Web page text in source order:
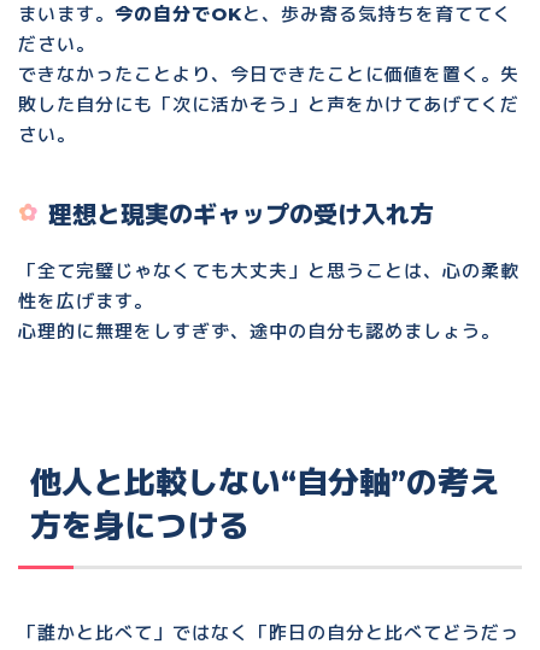
まいます。 今の自分でOKと、歩み寄る気持ちを育ててく
ださい。
できなかったことより、今日できたことに価値を置く。失
敗した自分にも「次に活かそう」と声をかけてあげてくだ
さい。
理想と現実のギャップの受け入れ方
「全て完璧じゃなくても大丈夫」と思うことは、心の柔軟
性を広げます。
心理的に無理をしすぎず、途中の自分も認めましょう。
他人と比較しない“自分軸”の考え
方を身につける
「誰かと比べて」ではなく「昨日の自分と比べてどうだっ